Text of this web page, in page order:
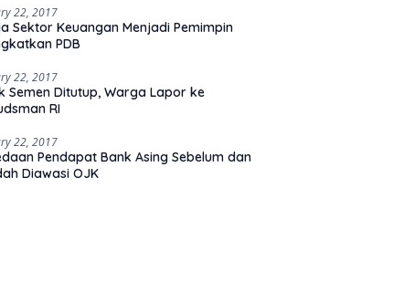
22, 2017
Sektor Keuangan Menjadi Pemimpin
PDB
22, 2017
Semen Ditutup, Warga Lapor ke
RI
22, 2017
Pendapat Bank Asing Sebelum dan
Diawasi OJK